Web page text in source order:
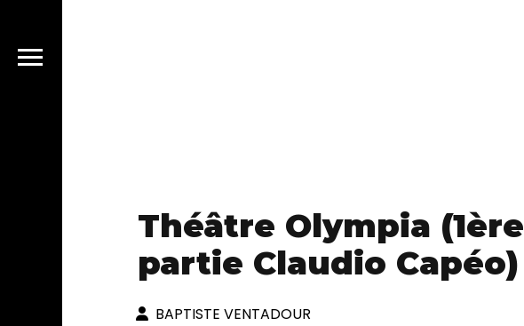
Théâtre Olympia (1ère
partie Claudio Capéo)
BAPTISTE VENTADOUR